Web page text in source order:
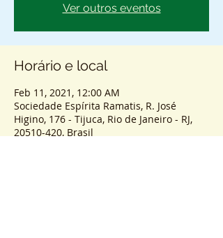
Ver outros eventos
Horário e local
Feb 11, 2021, 12:00 AM
Sociedade Espírita Ramatis, R. José
Higino, 176 - Tijuca, Rio de Janeiro - RJ,
20510-420, Brasil